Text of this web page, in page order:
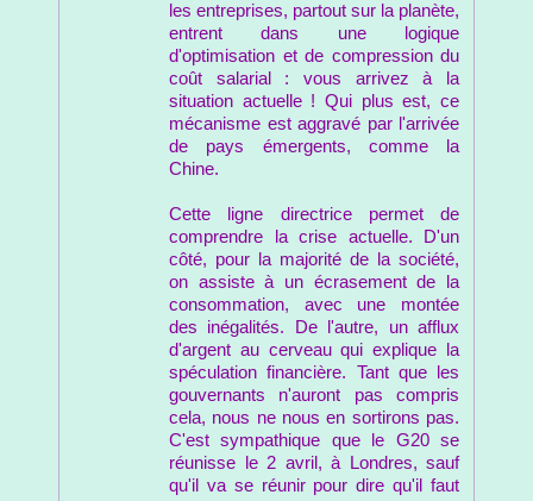
les entreprises, partout sur la planète,
entrent dans une logique
d'optimisation et de compression du
coût salarial : vous arrivez à la
situation actuelle ! Qui plus est, ce
mécanisme est aggravé par l'arrivée
de pays émergents, comme la
Chine.
Cette ligne directrice permet de
comprendre la crise actuelle. D'un
côté, pour la majorité de la société,
on assiste à un écrasement de la
consommation, avec une montée
des inégalités. De l'autre, un afflux
d'argent au cerveau qui explique la
spéculation financière. Tant que les
gouvernants n'auront pas compris
cela, nous ne nous en sortirons pas.
C'est sympathique que le G20 se
réunisse le 2 avril, à Londres, sauf
qu'il va se réunir pour dire qu'il faut